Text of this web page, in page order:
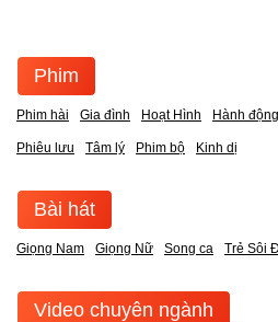
Phim
Phim hài Gia đình Hoạt Hình Hành động
Phiêu lưu Tâm lý Phim bộ Kinh dị
Bài hát
Giọng Nam Giọng Nữ Song ca Trẻ Sôi
Video chuyên ngành